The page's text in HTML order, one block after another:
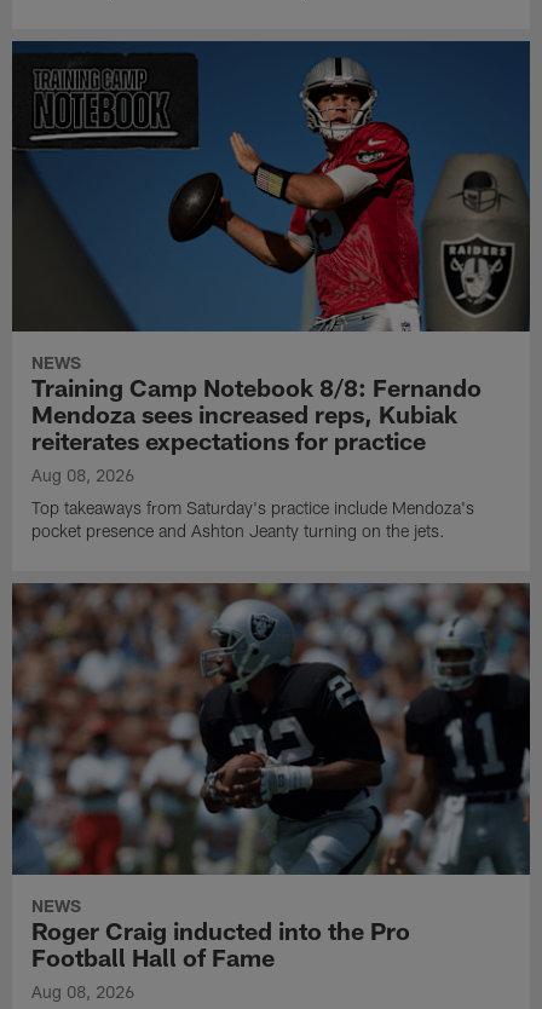
NEWS
Training Camp Notebook 8/8: Fernando
Mendoza sees increased reps, Kubiak
reiterates expectations for practice
Aug 08, 2026
Top takeaways from Saturday's practice include Mendoza's
pocket presence and Ashton Jeanty turning on the jets.
NEWS
Roger Craig inducted into the Pro
Football Hall of Fame
Aug 08, 2026